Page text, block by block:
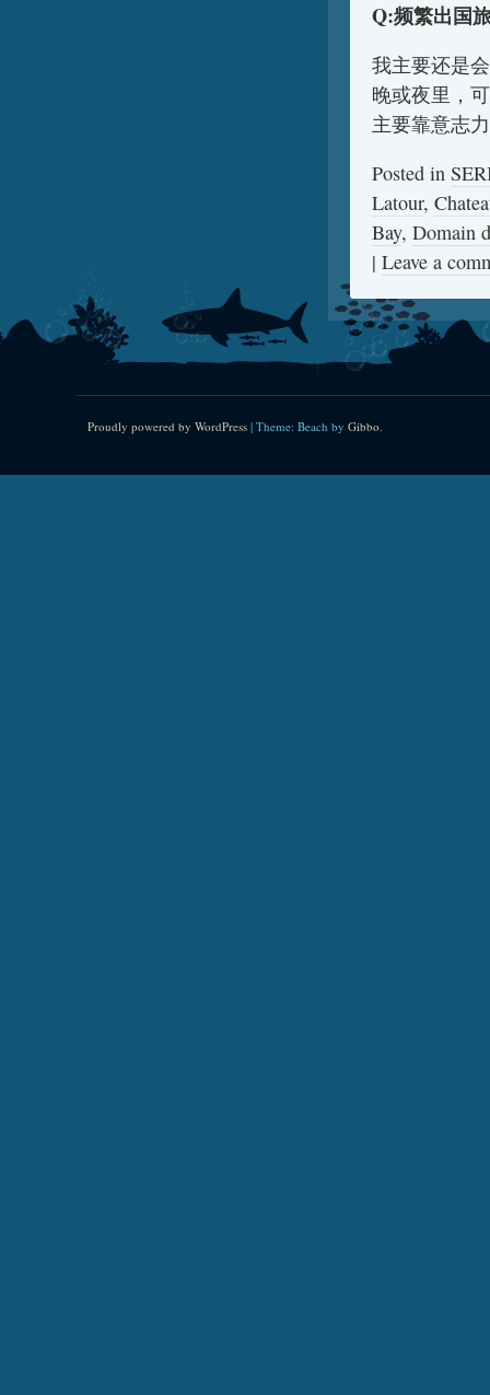
Q:频繁出国
我主要还是
晚或夜里，
主要靠意志
Posted in
Latour,
Bay, Domain
| Leave a
Proudly powered by WordPress | Theme: Beach by Gibbo.